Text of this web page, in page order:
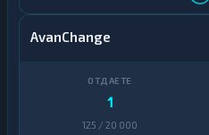
AvanChange
1
125 / 20 000